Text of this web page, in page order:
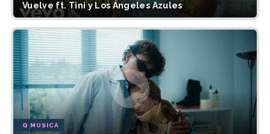
Vuelve ft. Tini y Los Ángeles Azules
Q MUSICA